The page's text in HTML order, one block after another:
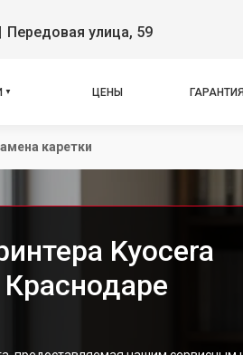
Передовая улица, 59
ЦЕНЫ ГАРАНТИЯ
каретки
Kyocera